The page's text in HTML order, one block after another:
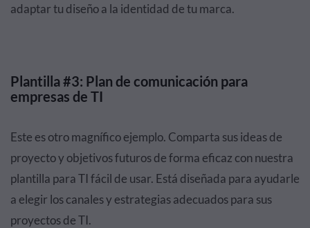
adaptar tu diseño a la identidad de tu marca.
Plantilla #3: Plan de comunicación para
empresas de TI
Este es otro magnífico ejemplo. Comparta sus ideas de
proyecto y objetivos futuros de forma eficaz con nuestra
plantilla para TI fácil de usar. Está diseñada para ayudarle
a elegir los canales y estrategias adecuados para sus
proyectos de TI.